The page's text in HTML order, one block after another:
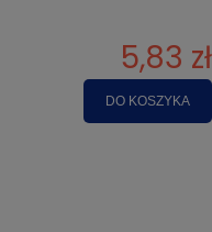
5,83 zł
DO KOSZYKA